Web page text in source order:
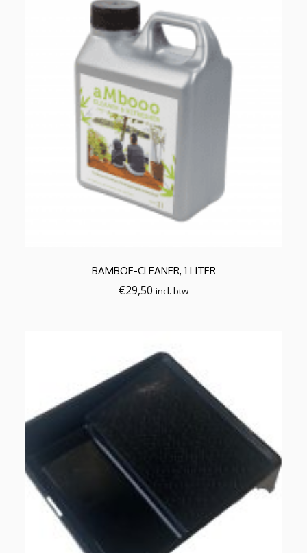
BAMBOE-CLEANER, 1 LITER
€29,50 incl. btw